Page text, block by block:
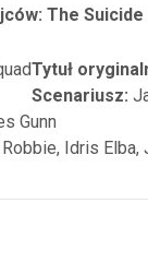
The Suicide
Tytuł
Scenariusz:
Gunn
Idris Elba,